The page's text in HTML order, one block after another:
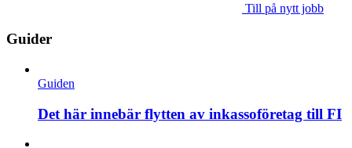
Till på nytt jobb
Guider
Guiden
Det här innebär flytten av inkassoföretag till FI